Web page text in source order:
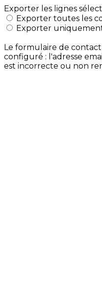
Exporter les lignes
Exporter toutes les
Exporter
Le formulaire de
configuré : l'adresse
est incorrecte ou non